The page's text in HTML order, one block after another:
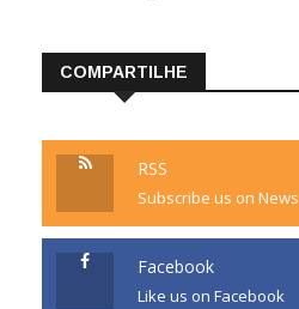
COMPARTILHE
RSS
Subscribe us on News
Facebook
Like us on Facebook